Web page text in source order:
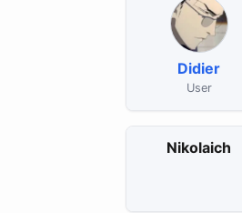
Didier
User
Nikolaich